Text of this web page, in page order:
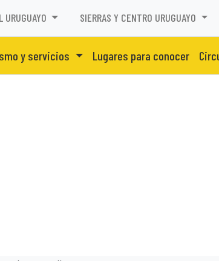
URUGUAYO SIERRAS Y CENTRO URUGUAYO
y servicios Lugares para conocer